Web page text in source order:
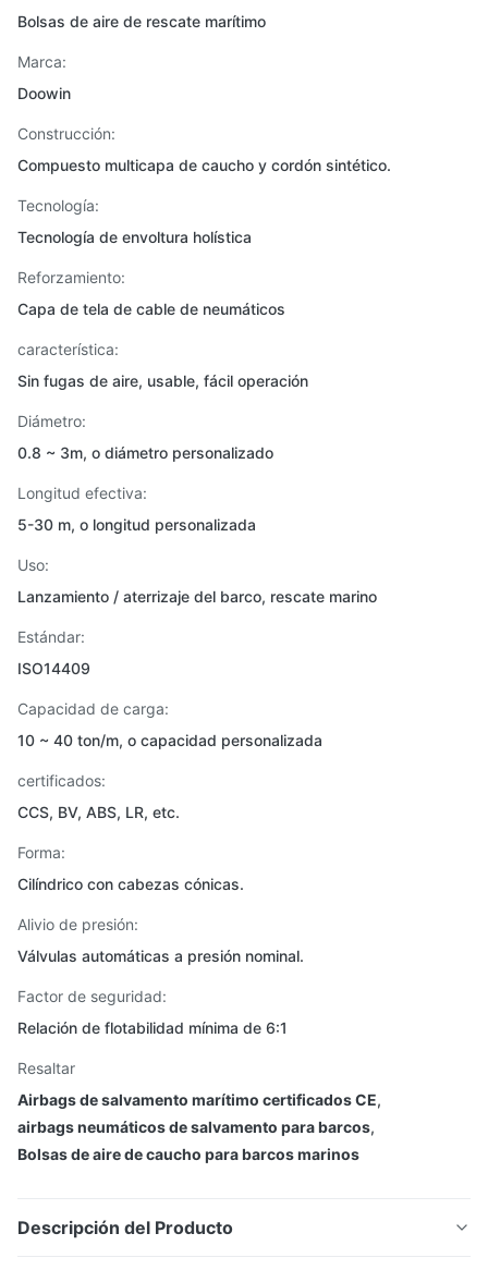
Bolsas de aire de rescate marítimo
Marca:
Doowin
Construcción:
Compuesto multicapa de caucho y cordón sintético.
Tecnología:
Tecnología de envoltura holística
Reforzamiento:
Capa de tela de cable de neumáticos
característica:
Sin fugas de aire, usable, fácil operación
Diámetro:
0.8 ~ 3m, o diámetro personalizado
Longitud efectiva:
5-30 m, o longitud personalizada
Uso:
Lanzamiento / aterrizaje del barco, rescate marino
Estándar:
ISO14409
Capacidad de carga:
10 ~ 40 ton/m, o capacidad personalizada
certificados:
CCS, BV, ABS, LR, etc.
Forma:
Cilíndrico con cabezas cónicas.
Alivio de presión:
Válvulas automáticas a presión nominal.
Factor de seguridad:
Relación de flotabilidad mínima de 6:1
Resaltar
Airbags de salvamento marítimo certificados CE,
airbags neumáticos de salvamento para barcos,
Bolsas de aire de caucho para barcos marinos
Descripción del Producto